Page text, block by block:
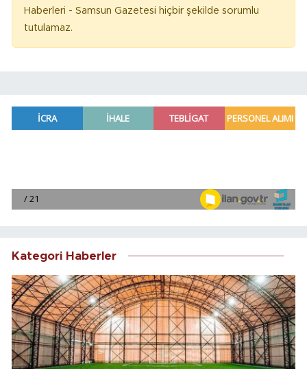
Haberleri - Samsun Gazetesi hiçbir şekilde sorumlu
tutulamaz.
Kategori Haberler